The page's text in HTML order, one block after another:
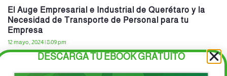
El Auge Empresarial e Industrial de Querétaro y la
Necesidad de Transporte de Personal para tu
Empresa
12 mayo, 2024 8:09 pm
Querétaro se ha convertido en un epicentro de crecimiento
DESCARGA TU EBOOK GRATUITO